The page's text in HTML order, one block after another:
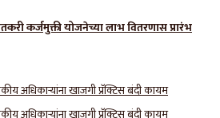
कर्जमुक्ती योजनेच्या लाभ वितरणास प्रारंभ